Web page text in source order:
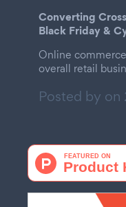
Converting
Black Friday &
Online
overall retail
Posted by on